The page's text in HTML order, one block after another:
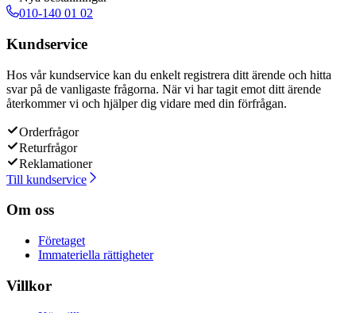
010-140 01 02
Kundservice
Hos vår kundservice kan du enkelt registrera ditt ärende och hitta
svar på de vanligaste frågorna. När vi har tagit emot ditt ärende
återkommer vi och hjälper dig vidare med din förfrågan.
Orderfrågor
Returfrågor
Reklamationer
Till kundservice
Om oss
Företaget
Immateriella rättigheter
Villkor